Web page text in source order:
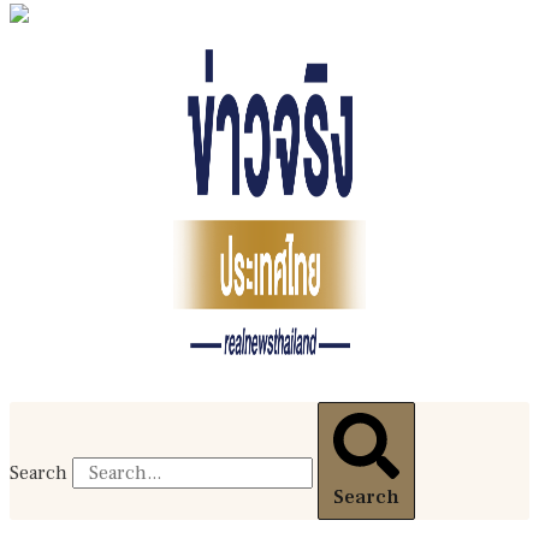
Search
Search